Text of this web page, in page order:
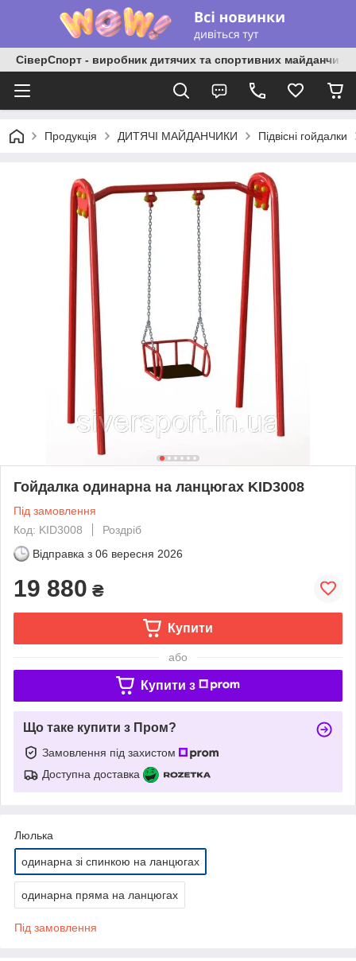
СіверСпорт - виробник дитячих та спортивних майданчиків
Продукція ДИТЯЧІ МАЙДАНЧИКИ Підвісні гойдалки
Гойдалка одинарна на ланцюгах KID3008
Під замовлення
Код: KID3008
Роздріб
Відправка з 06 вересня 2026
19 880 ₴
Купити
або
Купити з
Що таке купити з Пром?
Замовлення під захистом
Доступна доставка
Люлька
одинарна зі спинкою на ланцюгах
одинарна пряма на ланцюгах
Під замовлення